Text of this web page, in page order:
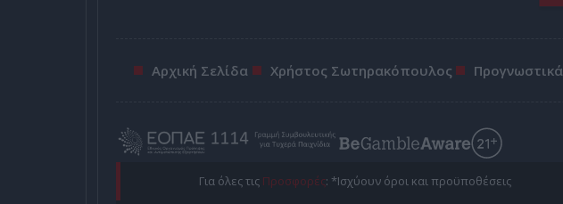
Αρχική Σελίδα Χρήστος Σωτηρακόπουλος Προγνωστικά
Για όλες τις Προσφορές: *Ισχύουν όροι και προϋποθέσεις